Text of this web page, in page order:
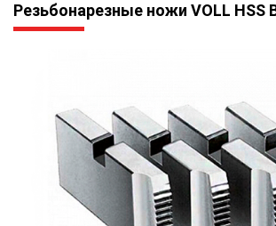
Резьбонарезные ножи VOLL HSS